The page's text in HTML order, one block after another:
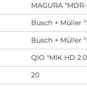
MAGURA
Busch + Müller
Busch + Müller
QIO "MIK HD
20